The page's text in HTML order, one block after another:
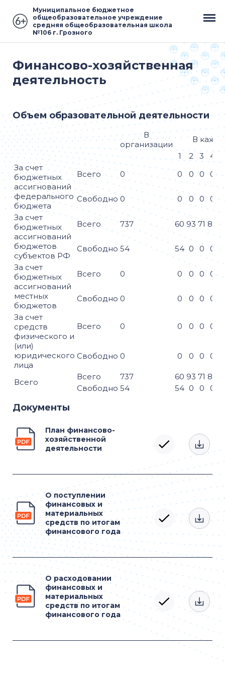
Муниципальное бюджетное
общеобразовательное учреждение
средняя общеобразовательная школа
№106 г. Грозного
Финансово-хозяйственная
деятельность
Объем образовательной деятельности
В
организации
В
1
2 3 4
За счет
бюджетных
ассигнований
федерального
бюджета
Всего 0 0 0 0 0
Свободно 0 0 0 0 0
За счет
бюджетных
ассигнований
бюджетов
субъектов РФ
Всего 737 60 93 71 84
Свободно 54 54 0 0 0
За счет
бюджетных
ассигнований
местных
бюджетов
Всего 0 0 0 0 0
Свободно 0 0 0 0 0
За счет
средств
физического и
(или)
юридического
лица
Всего 0 0 0 0 0
Свободно 0 0 0 0 0
Всего
Всего 737 60 93 71 84
Свободно 54 54 0 0 0
Документы
План финансово-
хозяйственной
деятельности
О поступлении
финансовых и
материальных
средств по итогам
финансового года
О расходовании
финансовых и
материальных
средств по итогам
финансового года